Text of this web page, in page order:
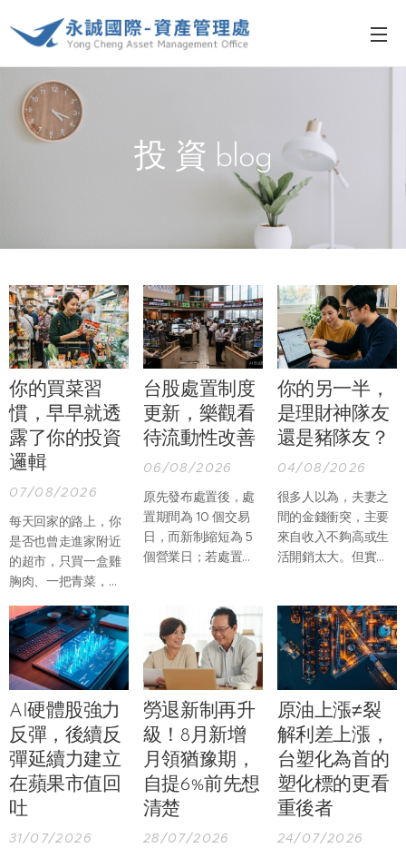
投 資 blog
你的買菜習
慣，早早就透
露了你的投資
邏輯
07/08/2026
每天回家的路上，你
是否也曾走進家附近
的超市，只買一盒雞
胸肉、一把青菜，再
家？過去假日推著購
物車，到量販店一次
買滿整週食材的畫
面，似乎正在慢慢改
變。
台股處置制度
更新，樂觀看
待流動性改善
06/08/2026
原先發布處置後，處
置期間為 10 個交易
日，而新制縮短為 5
個營業日；若處置期
處置期間則由增長至
12 個營業日縮短為僅
延長至 7 個營業日。
你的另一半，
是理財神隊友
還是豬隊友？
04/08/2026
很多人以為，夫妻之
間的金錢衝突，主要
來自收入不夠高或生
活開銷太大。但實際
「沒有錢」，而是兩
個人不知道該如何一
起管理錢。
AI硬體股強力
反彈，後續反
彈延續力建立
在蘋果市值回
吐
31/07/2026
勞退新制再升
級！8月新增
月領猶豫期，
自提6%前先想
清楚
28/07/2026
原油上漲≠裂
解利差上漲，
台塑化為首的
塑化標的更看
重後者
24/07/2026